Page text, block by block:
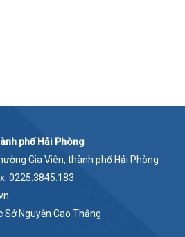
phố Hải Phòng
Gia Viên, thành phố Hải Phòng
0225.3845.183
Nguyễn Cao Thắng